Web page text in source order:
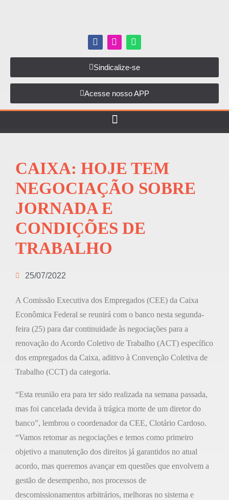
Sindicalize-se
Acesse nosso APP
CAIXA: HOJE TEM
NEGOCIAÇÃO SOBRE
JORNADA E
CONDIÇÕES DE
TRABALHO
25/07/2022
A Comissão Executiva dos Empregados (CEE) da Caixa
Econômica Federal se reunirá com o banco nesta segunda-
feira (25) para dar continuidade às negociações para a
renovação do Acordo Coletivo de Trabalho (ACT) específico
dos empregados da Caixa, aditivo à Convenção Coletiva de
Trabalho (CCT) da categoria.
“Esta reunião era para ter sido realizada na semana passada,
mas foi cancelada devida à trágica morte de um diretor do
banco”, lembrou o coordenador da CEE, Clotário Cardoso.
“Vamos retomar as negociações e temos como primeiro
objetivo a manutenção dos direitos já garantidos no atual
acordo, mas queremos avançar em questões que envolvem a
gestão de desempenho, nos processos de
descomissionamentos arbitrários, melhoras no sistema e